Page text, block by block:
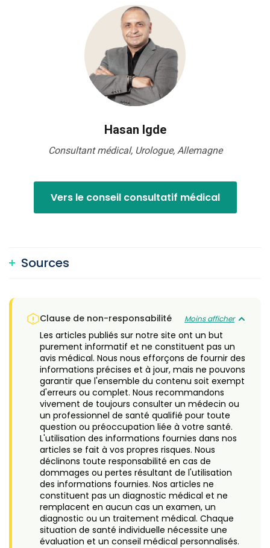
Hasan Igde
Consultant médical, Urologue, Allemagne
Vers le conseil consultatif médical
Sources
Clause de non-responsabilité Moins afficher
Les articles publiés sur notre site ont un but
purement informatif et ne constituent pas un
avis médical. Nous nous efforçons de fournir des
informations précises et à jour, mais ne pouvons
garantir que l'ensemble du contenu soit exempt
d'erreurs ou complet. Nous recommandons
vivement de toujours consulter un médecin ou
un professionnel de santé qualifié pour toute
question ou préoccupation liée à votre santé.
L'utilisation des informations fournies dans nos
articles se fait à vos propres risques. Nous
déclinons toute responsabilité en cas de
dommages ou pertes résultant de l'utilisation
des informations fournies. Nos articles ne
constituent pas un diagnostic médical et ne
remplacent en aucun cas un examen, un
diagnostic ou un traitement médical. Chaque
situation de santé individuelle nécessite une
évaluation et un conseil médical personnalisés.